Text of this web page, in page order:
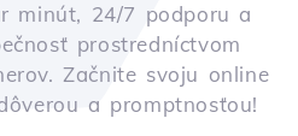
minút, 24/7 podporu a
prostredníctvom
Začnite svoju online
a promptnosťou!